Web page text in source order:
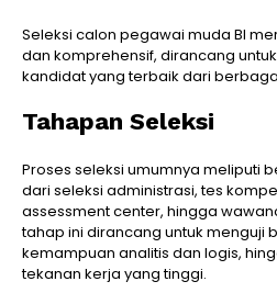
Seleksi calon pegawai muda BI
dan komprehensif, dirancang
kandidat yang terbaik dari
Tahapan Seleksi
Proses seleksi umumnya meliputi
dari seleksi administrasi, tes
assessment center, hingga
tahap ini dirancang untuk menguji
kemampuan analitis dan logis,
tekanan kerja yang tinggi.